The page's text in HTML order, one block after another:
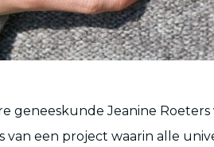
geneeskunde Jeanine Roeters
van een project waarin alle